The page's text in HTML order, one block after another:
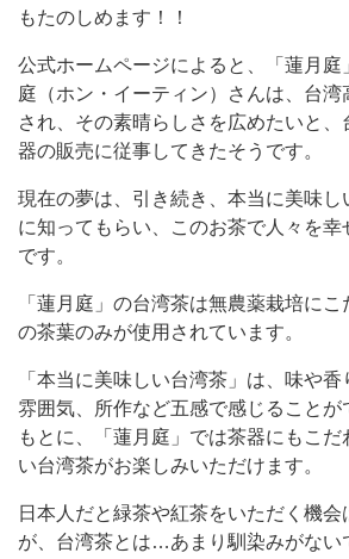
もたのしめます！！
公式ホームページによると、「蓮月庭
庭（ホン・イーティン）さんは、台湾
され、その素晴らしさを広めたいと
器の販売に従事してきたそうです。
現在の夢は、引き続き、本当に美味し
に知ってもらい、このお茶で人々を幸
です。
「蓮月庭」の台湾茶は無農薬栽培に
の茶葉のみが使用されています。
「本当に美味しい台湾茶」は、味や香
雰囲気、所作など五感で感じることが
もとに、「蓮月庭」では茶器にもこだ
い台湾茶がお楽しみいただけます。
日本人だと緑茶や紅茶をいただく機会
が、台湾茶とは…あまり馴染みがない